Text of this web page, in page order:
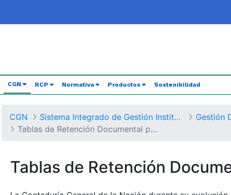
CGN (current)
RCP Normativa Productos Sostenibilidad
CGN Sistema Integrado de Gestión Institucional
Gestión
Tablas de Retención Documental por Procesos
Tablas de Retención